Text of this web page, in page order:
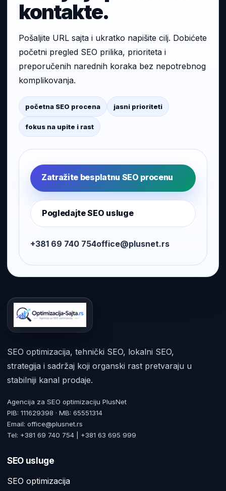
kontakte.
Pošaljite URL sajta i ukratko napišite cilj. Dobićete
početni pregled SEO prilika, prioriteta i
preporučenih narednih koraka bez nepotrebnog
komplikovanja.
početna SEO procena jasni prioriteti
fokus na upite i rast
Zatražite besplatnu SEO procenu
Pogledajte SEO usluge
+381 69 740 754office@plusnet.rs
SEO optimizacija, tehnički SEO, lokalni SEO,
strategija i sadržaj koji organski rast pretvaraju u
stabilniji kanal prodaje.
Agencija za SEO optimizaciju PlusNet
PIB: 111629398 · MB: 65551314
Email: office@plusnet.rs
Tel: +381 69 740 754 | +381 63 695 999
SEO usluge
SEO optimizacija